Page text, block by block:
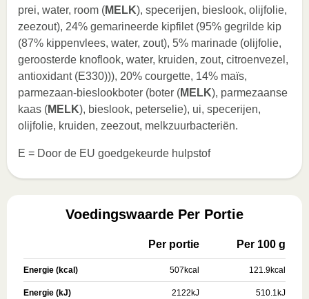
prei, water, room (MELK), specerijen, bieslook, olijfolie,
zeezout), 24% gemarineerde kipfilet (95% gegrilde kip
(87% kippenvlees, water, zout), 5% marinade (olijfolie,
geroosterde knoflook, water, kruiden, zout, citroenvezel,
antioxidant (E330))), 20% courgette, 14% maïs,
parmezaan-bieslookboter (boter (MELK), parmezaanse
kaas (MELK), bieslook, peterselie), ui, specerijen,
olijfolie, kruiden, zeezout, melkzuurbacteriën.
E = Door de EU goedgekeurde hulpstof
Voedingswaarde Per Portie
Per portie Per 100 g
Energie (kcal) 507kcal 121.9kcal
Energie (kJ) 2122kJ 510.1kJ